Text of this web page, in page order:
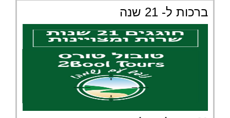
ברכות ל- 21 שנה